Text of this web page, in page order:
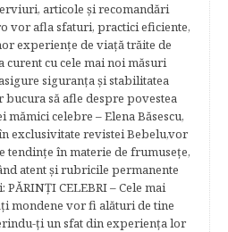
articole şi recomandări
vor afla sfaturi, practici eficiente,
experienţe de viaţă trăite de
cu cele mai noi măsuri
siguranţa şi stabilitatea
să afle despre povestea
mămici celebre – Elena Băsescu,
exclusivitate revistei Bebelu,vor
tendinţe în materie de frumuseţe,
atent şi rubricile permanente
CELEBRI – Cele mai
mondene vor fi alături de tine
ţi un sfat din experienţa lor